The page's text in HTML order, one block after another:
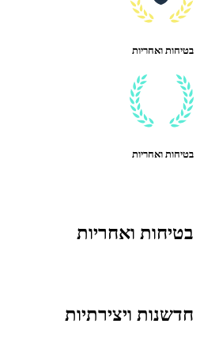
בטיחות ואחריות
בטיחות ואחריות
בטיחות ואחריות
חדשנות ויצירתיות